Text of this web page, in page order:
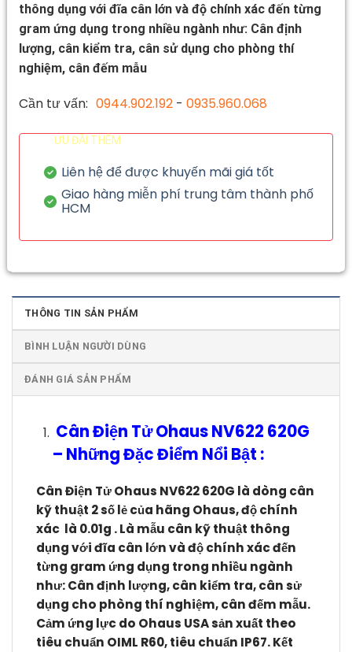
thông dụng với đĩa cân lớn và độ chính xác đến từng
gram ứng dụng trong nhiều ngành như: Cân định
lượng, cân kiểm tra, cân sử dụng cho phòng thí
nghiệm, cân đếm mẫu
Cần tư vấn: 0944.902.192 - 0935.960.068
ƯU ĐÃI THÊM
Liên hệ để được khuyến mãi giá tốt
Giao hàng miễn phí trung tâm thành phố
HCM
THÔNG TIN SẢN PHẨM
BÌNH LUẬN NGƯỜI DÙNG
ĐÁNH GIÁ SẢN PHẨM
Cân Điện Tử Ohaus NV622 620G
– Những Đặc Điểm Nổi Bật :
Cân Điện Tử Ohaus NV622 620G là dòng cân
kỹ thuật 2 số lẻ của hãng Ohaus, độ chính
xác là 0.01g . Là mẫu cân kỹ thuật thông
dụng với đĩa cân lớn và độ chính xác đến
từng gram ứng dụng trong nhiều ngành
như: Cân định lượng, cân kiểm tra, cân sử
dụng cho phòng thí nghiệm, cân đếm mẫu.
Cảm ứng lực do Ohaus USA sản xuất theo
tiêu chuẩn OIML R60, tiêu chuẩn IP67. Kết